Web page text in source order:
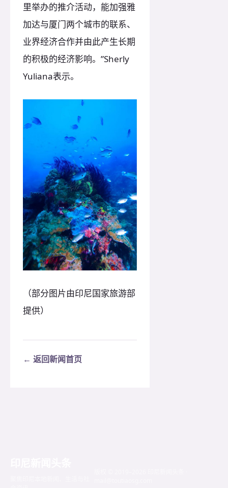
里举办的推介活动，能加强雅
加达与厦门两个城市的联系、
业界经济合作并由此产生长期
的积极的经济影响。”Sherly
Yuliana表示。
（部分图片由印尼国家旅游部
提供）
← 返回新闻首页